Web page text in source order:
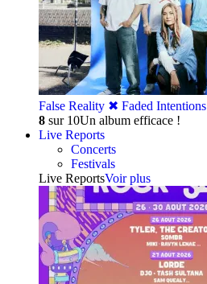
False Reality ✖︎ Faded Intentions
8 sur 10Un album efficace !
Live Reports
Concerts
Festivals
Live ReportsVoir plus